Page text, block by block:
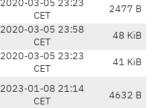
2020-03-05 23:23
CET
2477 B
2020-03-05 23:58
CET
48 KiB
2020-03-05 23:23
CET
41 KiB
2023-01-08 21:14
CET
4632 B